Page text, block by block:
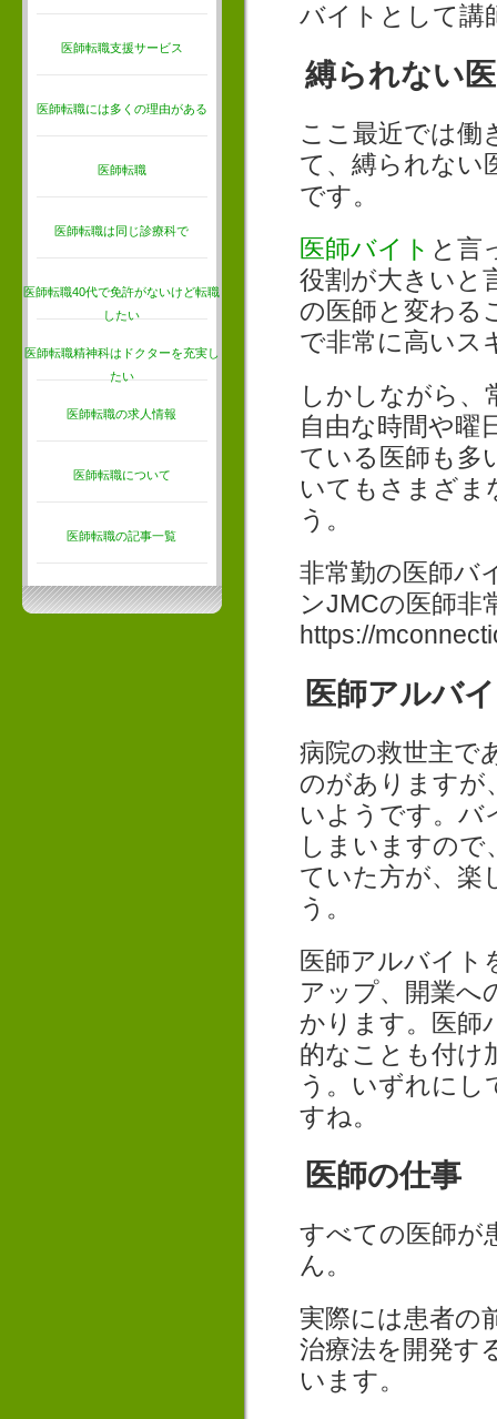
医師転職支援サービス
医師転職には多くの理由がある
医師転職
医師転職は同じ診療科で
医師転職40代で免許がないけど転職
したい
医師転職精神科はドクターを充実し
たい
医師転職の求人情報
医師転職について
医師転職の記事一覧
バイトとして講
縛られない
ここ最近では働
て、縛られない
です。
医師バイト と言
役割が大きいと
の医師と変わる
で非常に高いス
しかしながら
自由な時間や曜
ている医師も多
いてもさまざま
う。
非常勤の医師バ
ンJMCの医師非
https://
医師アルバ
病院の救世主で
のがありますが
いようです。バ
しまいますので
ていた方が、楽
う。
医師アルバイト
アップ、開業へ
かります。医師
的なことも付け
う。いずれにし
すね。
医師の仕事
すべての医師が
ん。
実際には患者の
治療法を開発す
います。